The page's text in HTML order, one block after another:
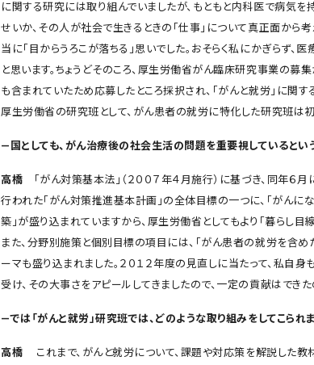
に関する研究には取り組んでいましたが、もともと内科医で病気を
せいか、その人が社会で生きるときの「仕事」について真正面から
当に「目からうろこが落ちる」思いでした。おそらく私にかぎらず、
と思います。ちょうどそのころ、厚生労働省がん臨床研究事業の募集
も含まれていたため応募したところ採択され、「がんと就労」に関す
厚生労働省の研究班として、がん患者の就労に特化した研究班は初
―国としても、がん治療後の社会生活の問題を重要視しているという
高橋 「がん対策基本法」（２００７年４月施行）に基づき、同年６
行われた「がん対策推進基本計画」の全体目標の一つに、「がんに
築」が盛り込まれていますから、厚生労働省としてもより「暮らし目
また、分野別施策と個別目標の項目には、「がん患者の就労を含め
ーマも盛り込まれました。２０１２年度の見直しに当たって、私自
受け、その大事さをアピールしてきましたので、一定の貢献はできた
―では「がんと就労」研究班では、どのような取り組みをしてこられま
高橋
これまで、がんと就労について、課題や対応策を解説した教